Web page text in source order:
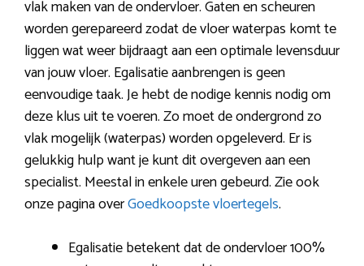
vlak maken van de ondervloer. Gaten en scheuren
worden gerepareerd zodat de vloer waterpas komt te
liggen wat weer bijdraagt aan een optimale levensduur
van jouw vloer. Egalisatie aanbrengen is geen
eenvoudige taak. Je hebt de nodige kennis nodig om
deze klus uit te voeren. Zo moet de ondergrond zo
vlak mogelijk (waterpas) worden opgeleverd. Er is
gelukkig hulp want je kunt dit overgeven aan een
specialist. Meestal in enkele uren gebeurd. Zie ook
onze pagina overGoedkoopste vloertegels.
Egalisatie betekent dat de ondervloer 100%